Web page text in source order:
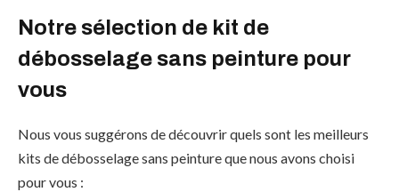
Notre sélection de kit de
débosselage sans peinture pour
vous
Nous vous suggérons de découvrir quels sont les meilleurs
kits de débosselage sans peinture que nous avons choisi
pour vous :